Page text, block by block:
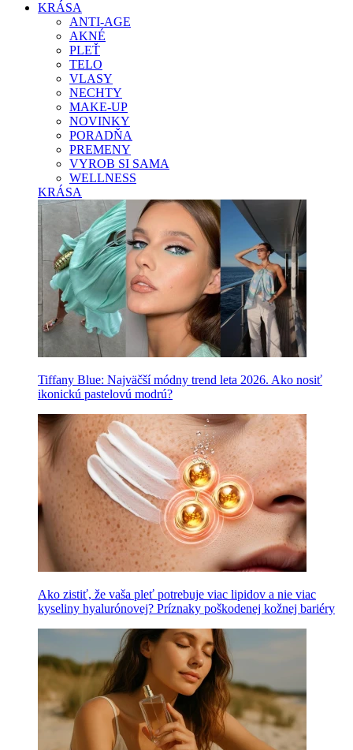
KRÁSA
ANTI-AGE
AKNÉ
PLEŤ
TELO
VLASY
NECHTY
MAKE-UP
NOVINKY
PORADŇA
PREMENY
VYROB SI SAMA
WELLNESS
KRÁSA
Tiffany Blue: Najväčší módny trend leta 2026. Ako nosiť
ikonickú pastelovú modrú?
Ako zistiť, že vaša pleť potrebuje viac lipidov a nie viac
kyseliny hyalurónovej? Príznaky poškodenej kožnej bariéry